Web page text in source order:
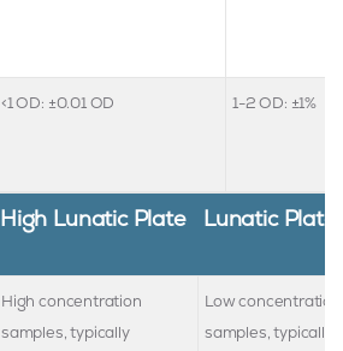
<1 OD: ±0.01 OD 1-2 OD: ±1%
High Lunatic Plate Lunatic Plate
High concentration
samples, typically
Low concentration
samples, typically